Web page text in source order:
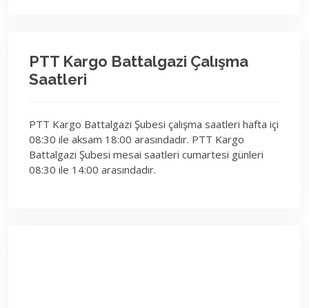
PTT Kargo Battalgazi Çalışma
Saatleri
PTT Kargo Battalgazi Şubesi çalışma saatleri hafta içi
08:30 ile aksam 18:00 arasındadır. PTT Kargo
Battalgazi Şubesi mesai saatleri cumartesi günleri
08:30 ile 14:00 arasındadır.